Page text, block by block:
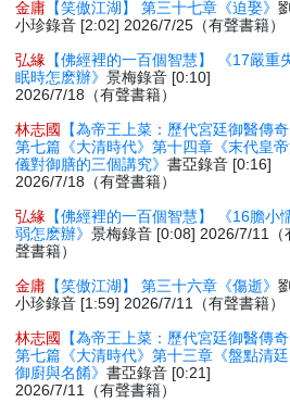
金庸 【笑傲江湖】 第三十七章《迫娶》劉
小珍錄音 [2:02] 2026/7/25（有聲書籍）
弘緣 【佛經裡的一百個智慧】 《17嚴重
眠時怎麽辦》景梅錄音 [0:10]
2026/7/18（有聲書籍）
林志國
【為帝王上菜：歷代宮廷御醫傳奇
第七篇《大清時代》第十四章《末代皇
儀對御膳的三個講究》書亞錄音 [0:16]
2026/7/18（有聲書籍）
弘緣 【佛經裡的一百個智慧】 《16膽小
弱怎麽辦》景梅錄音 [0:08] 2026/7/11（
聲書籍）
金庸 【笑傲江湖】 第三十六章《傷逝》劉
小珍錄音 [1:59] 2026/7/11（有聲書籍）
林志國
【為帝王上菜：歷代宮廷御醫傳奇
第七篇《大清時代》第十三章《盤點清
御廚與名餚》書亞錄音 [0:21]
2026/7/11（有聲書籍）